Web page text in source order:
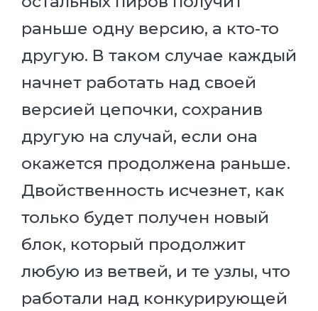
раньше одну версию, а кто-то
другую. В таком случае каждый
начнет работать над своей
версией цепочки, сохранив
другую на случай, если она
окажется продолжена раньше.
Двойственность исчезнет, как
только будет получен новый
блок, который продолжит
любую из ветвей, и те узлы, что
работали над конкурирующей